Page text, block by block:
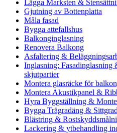
Lägga Marksten &
Gjutning av Bottenplatta
Måla fasad
Bygga attefallshus
Balkonginglasning
Renovera Balkong
Asfaltering &
Inglasning: Fasadinglasning
skjutpartier
Montera glasräcke för
Montera Akustikpanel &
Hyra Byggställning &
Bygga Trägradäng &
Blästring &
Lackering & ytbehandling